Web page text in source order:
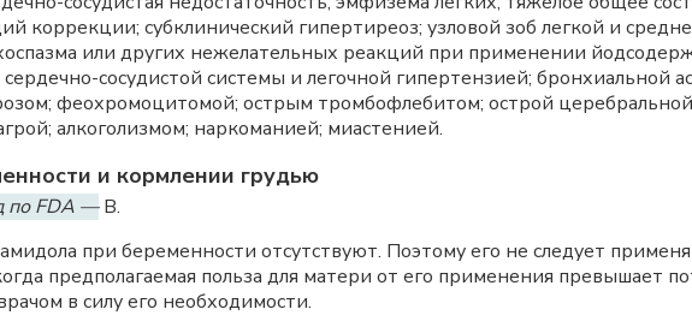
коррекции; субклинический гипертиреоз; узловой зоб легкой и
или других нежелательных реакций при применении
сосудистой системы и легочной гипертензией; бронхиальной
феохромоцитомой; острым тромбофлебитом; острой церебральной
алкоголизмом; наркоманией; миастенией.
и кормлении грудью
по FDA —B.
при беременности отсутствуют. Поэтому его не следует
предполагаемая польза для матери от его применения превышает
в силу его необходимости.